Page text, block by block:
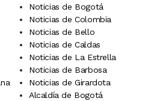
Noticias de Bogotá
Noticias de Colombia
Noticias de Bello
Noticias de Caldas
Noticias de La Estrella
Noticias de Barbosa
Noticias de Girardota
Alcaldía de Bogotá